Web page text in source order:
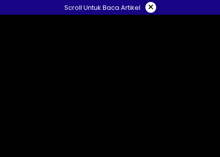
ke
Scroll Untuk Baca Artikel ×